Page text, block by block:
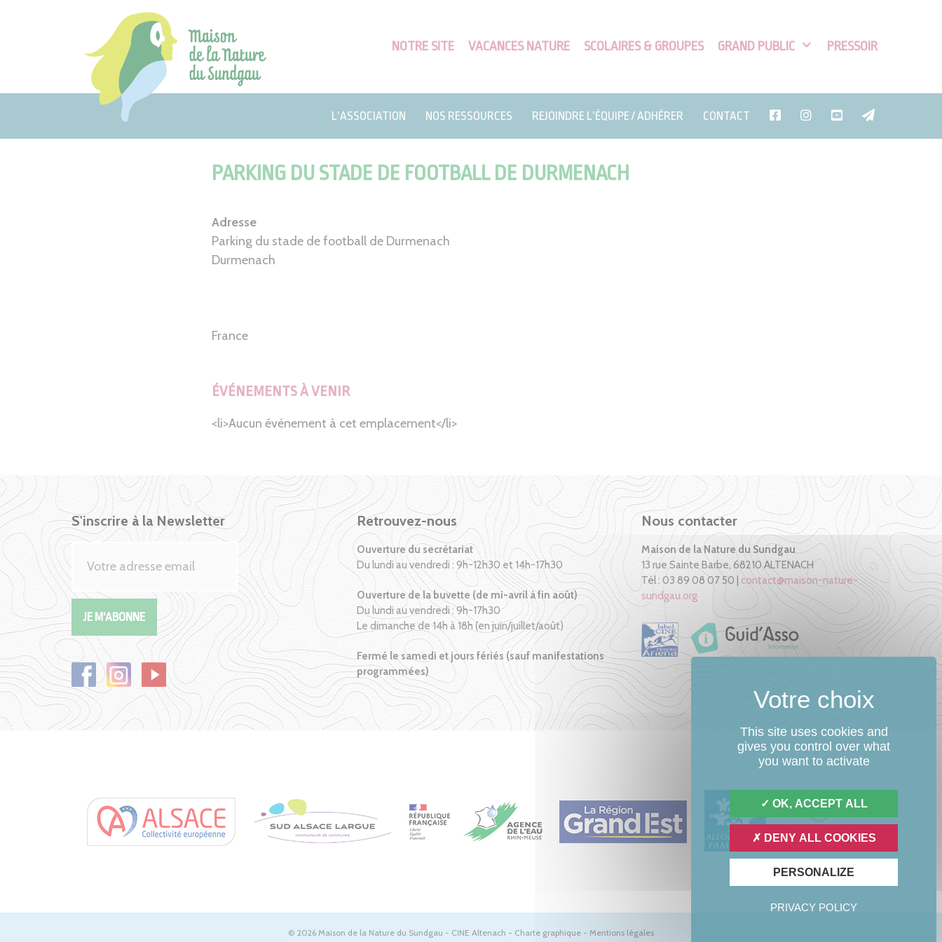
NOTRE SITE VACANCES NATURE SCOLAIRES & GROUPES GRAND PUBLIC PRESSOIR
L’ASSOCIATION NOS RESSOURCES REJOINDRE L’ÉQUIPE / ADHÉRER CONTACT
PARKING DU STADE DE FOOTBALL DE DURMENACH
Adresse
Parking du stade de football de Durmenach
Durmenach
France
ÉVÉNEMENTS À VENIR
<li>Aucun événement à cet emplacement</li>
S'inscrire à la Newsletter Retrouvez-nous
Ouverture du secrétariat
Du lundi au vendredi : 9h-12h30 et 14h-17h30
Ouverture de la buvette (de mi-avril à fin août)
Du lundi au vendredi : 9h-17h30
Le dimanche de 14h à 18h (en juin/juillet/août)
Fermé le samedi et jours fériés (sauf manifestations
programmées)
Nous contacter
Maison de la Nature du Sundgau
13 rue Sainte Barbe, 68210 ALTENACH
Tél : 03 89 08 07 50 | contact@maison-nature-
sundgau.org
© 2026 Maison de la Nature du Sundgau - CINE Altenach - Charte graphique - Mentions légales
This site uses cookies and
gives you control over what
you want to activate
OK, ACCEPT ALL
DENY ALL COOKIES
PERSONALIZE
PRIVACY POLICY